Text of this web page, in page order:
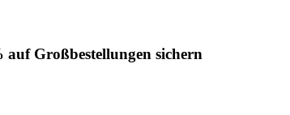
Großbestellungen sichern